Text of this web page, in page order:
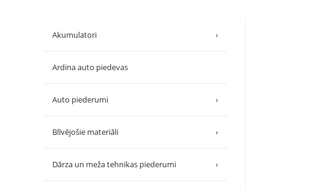
Akumulatori ›
Ardina auto piedevas
Auto piederumi ›
Blīvējošie materiāli ›
Dārza un meža tehnikas piederumi ›